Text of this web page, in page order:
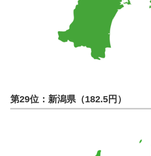
第29位：新潟県（182.5円）